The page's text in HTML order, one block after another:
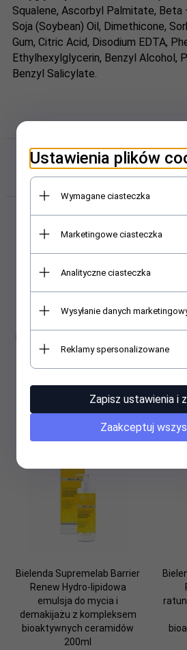
Squalene, Ascorbyl Palmitate, Beta
Soja (Soybean) Oil, Dimethicone,
Gum, Citric Acid, Disodium EDTA,
Ethylhexylglycerin, Benzyl Alcohol,
Benzyl Salicylate.
Polecamy w sklepie
kosmetycznej
Renew Odżywczy krem na
PLN
Bielenda Supremelab Barrier
Renew Hydro-lipidowa
emulsja do mycia i
demakijażu z kompleksem
bioaktywnych ceramidów
200ml
Ustawienia plików
Wymagane ciasteczka
Marketingowe ciasteczka
Analityczne ciasteczka
Wysyłanie danych
Reklamy spersonalizowane
Zapisz ustawienia i
Zaakceptuj